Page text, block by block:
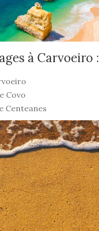
à Carvoeiro :
Covo
Centeanes